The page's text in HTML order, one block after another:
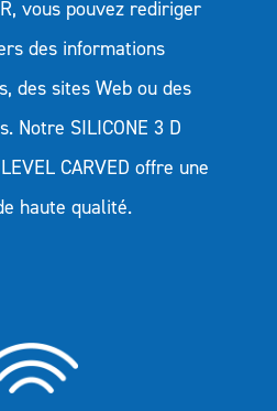
vous pouvez rediriger
des informations
des sites Web ou des
Notre SILICONE 3 D
CARVED offre une
haute qualité.